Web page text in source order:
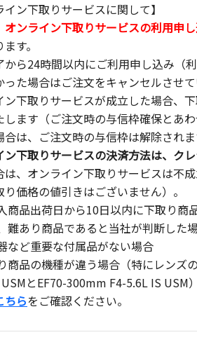
イン下取りサービスに関して】
オンライン下取りサービスの利用申
す。
から24時間以内にご利用申し込み（
った場合はご注文をキャンセルさせ
ン下取りサービスが成立した場合、
します（ご注文時の与信枠確保とあ
合は、ご注文時の与信枠は解除されま
ン下取りサービスの決済方法は、ク
は、オンライン下取りサービスは不
り価格の値引きはございません）。
商品出荷日から10日以内に下取り商
難あり商品であると当社が判断した
など重要な付属品がない場合
商品の機種が違う場合（特にレン
とEF70-300mm F4-5.6L IS
ちらをご確認ください。